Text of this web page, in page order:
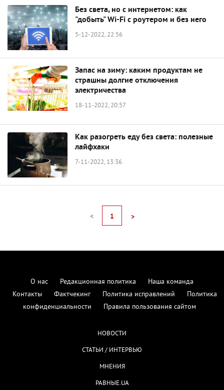
Без света, но с интернетом: как
"добыть" Wi-Fi с роутером и без него
5-12-2022, 22:56
Запас на зиму: каким продуктам не
страшны долгие отключения
электричества
18-11-2022, 20:57
Как разогреть еду без света: полезные
лайфхаки
7-11-2022, 13:36
< 1 >
О нас Редакционная политика
Наша команда
Контакты
Фактчекинг Политика исправлений
Политика
конфиденциальности
Правила пользования сайтом
НОВОСТИ
СТАТЬИ / ИНТЕРВЬЮ
МНЕНИЯ
РАВНЫЕ.UA